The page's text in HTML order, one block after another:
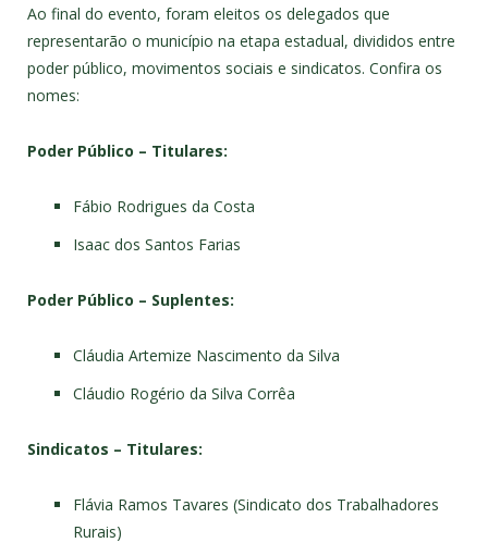
Ao final do evento, foram eleitos os delegados que
representarão o município na etapa estadual, divididos entre
poder público, movimentos sociais e sindicatos. Confira os
nomes:
Poder Público – Titulares:
Fábio Rodrigues da Costa
Isaac dos Santos Farias
Poder Público – Suplentes:
Cláudia Artemize Nascimento da Silva
Cláudio Rogério da Silva Corrêa
Sindicatos – Titulares:
Flávia Ramos Tavares (Sindicato dos Trabalhadores
Rurais)